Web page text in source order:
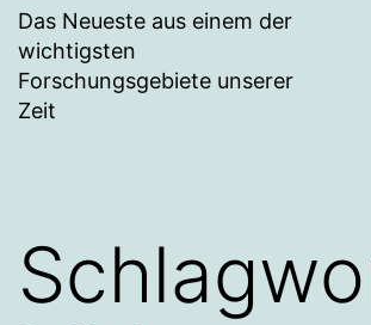
Das Neueste aus einem der
wichtigsten
Forschungsgebiete unserer
Zeit